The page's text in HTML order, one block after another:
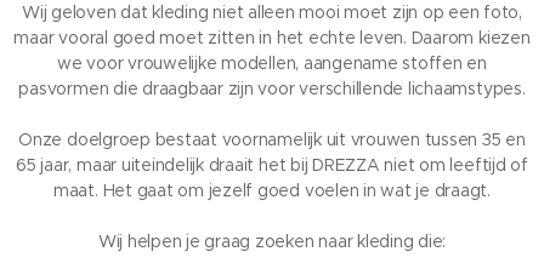
Wij geloven dat kleding niet alleen mooi moet zijn op een foto,
maar vooral goed moet zitten in het echte leven. Daarom kiezen
we voor vrouwelijke modellen, aangename stoffen en
pasvormen die draagbaar zijn voor verschillende lichaamstypes.
Onze doelgroep bestaat voornamelijk uit vrouwen tussen 35 en
65 jaar, maar uiteindelijk draait het bij DREZZA niet om leeftijd of
maat. Het gaat om jezelf goed voelen in wat je draagt.
Wij helpen je graag zoeken naar kleding die: